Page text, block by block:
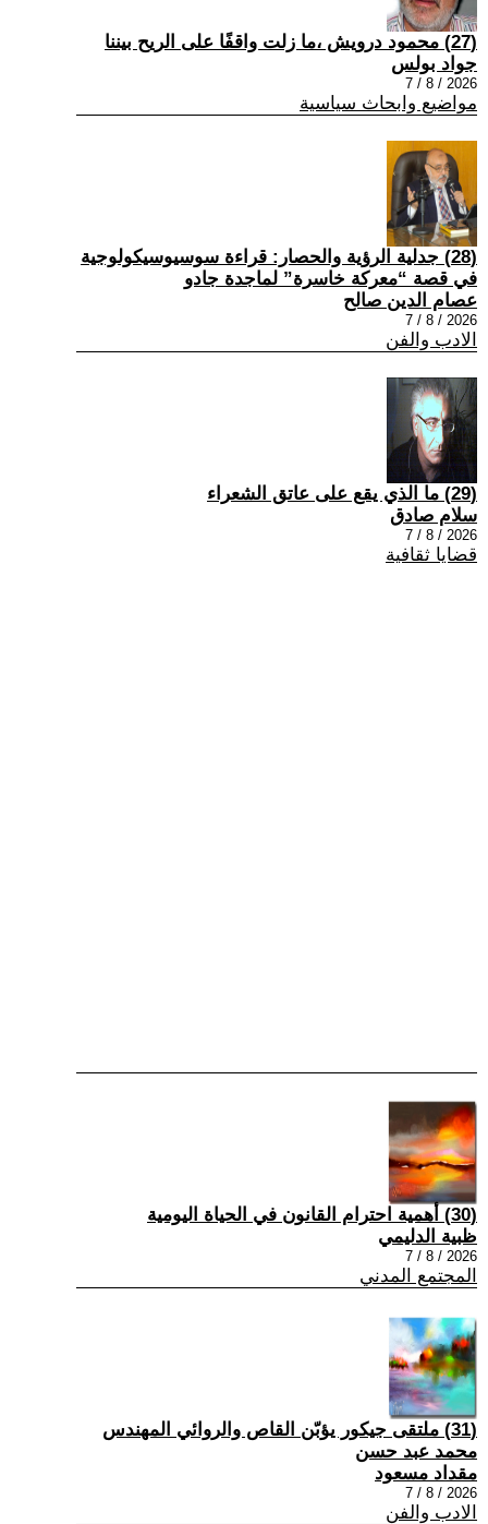
(27) محمود درويش ،ما زلت واقفًا على الريح بيننا
جواد بولس
2026 / 8 / 7
مواضيع وابحاث سياسية
(28) جدلية الرؤية والحصار: قراءة سوسيوسيكولوجية
في قصة “معركة خاسرة” لماجدة جادو
عصام الدين صالح
2026 / 8 / 7
الادب والفن
(29) ما الذي يقع على عاتق الشعراء
سلام صادق
2026 / 8 / 7
قضايا ثقافية
(30) أهمية احترام القانون في الحياة اليومية
ظبية الدليمي
2026 / 8 / 7
المجتمع المدني
(31) ملتقى جيكور يؤبّن القاص والروائي المهندس
محمد عبد حسن
مقداد مسعود
2026 / 8 / 7
الادب والفن